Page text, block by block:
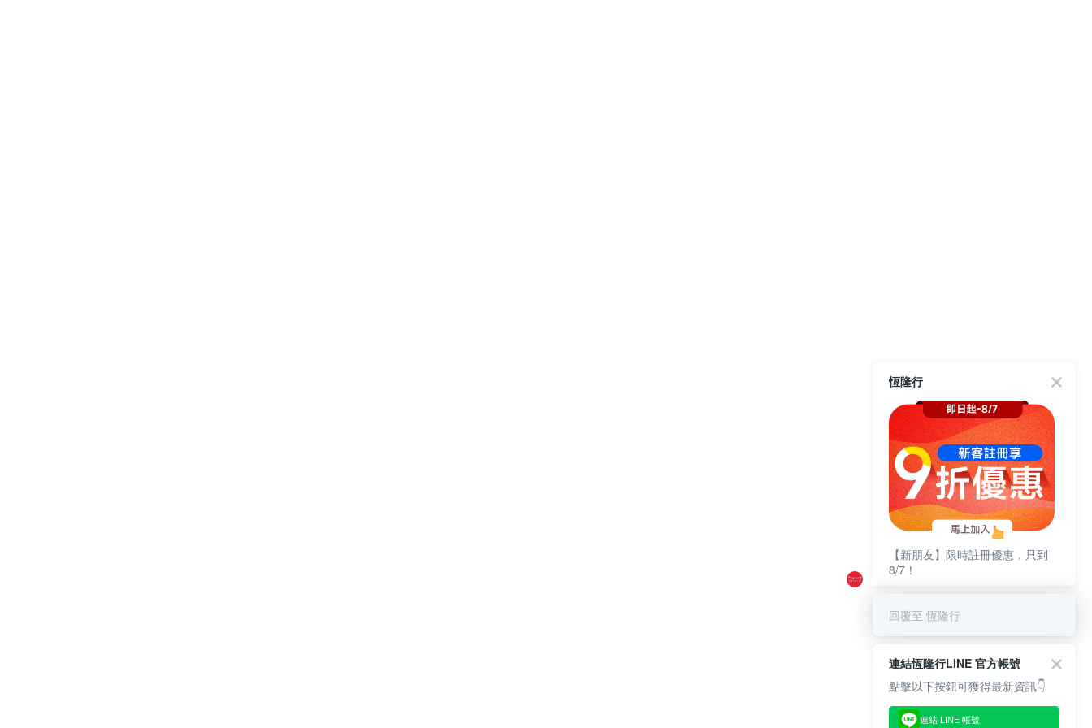
恆隆行
【新朋友】限時註冊優惠，只到
8/7！
回覆至 恆隆行
連結恆隆行LINE 官方帳號
點擊以下按鈕可獲得最新資訊👇
連結 LINE 帳號